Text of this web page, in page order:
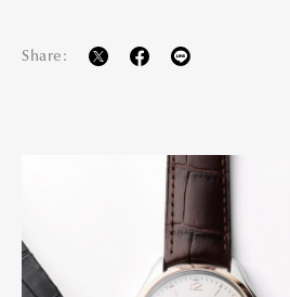
Share: